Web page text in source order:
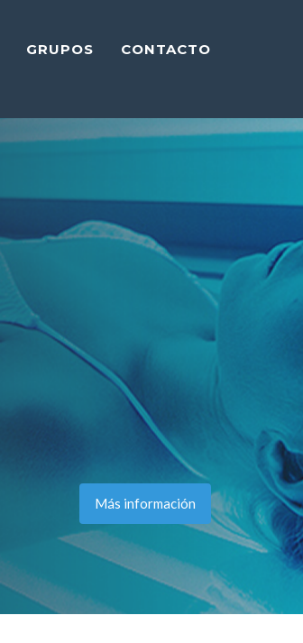
GRUPOS CONTACTO
Más información